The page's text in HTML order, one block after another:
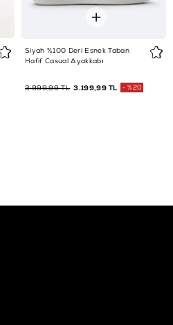
Siyah %100 Deri Esnek Taban
Hafif Casual Ayakkabı
3.199,99 TL
3.999,99 TL %20